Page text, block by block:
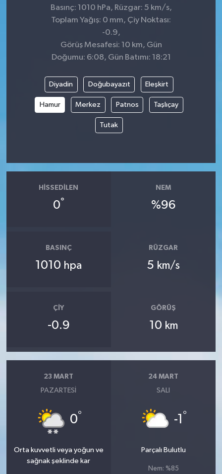
Basınç: 1010 hPa, Rüzgar: 5 km/s,
Toplam Yağış: 0 mm, Çiy Noktası:
-0.9,
Görüş Mesafesi: 10 km, Gün
Doğumu: 6:08, Gün Batımı: 18:21
Diyadin Doğubayazıt Eleşkirt
Hamur Merkez Patnos Taşlıçay
Tutak
HISSEDILEN
0°
NEM
%96
BASINÇ
1010 hpa
RÜZGAR
5 km/s
ÇIY
-0.9
GÖRÜŞ
10 km
23 MART
PAZARTESI
0°
Orta kuvvetli veya yoğun ve
sağnak şeklinde kar
24 MART
SALI
-1 °
Parçalı Bulutlu
Nem: %85